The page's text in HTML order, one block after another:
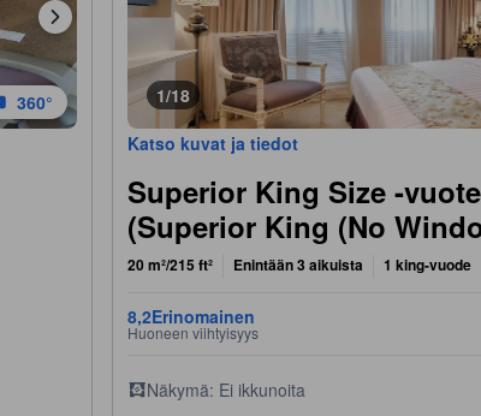
360°
1/18
Katso kuvat ja tiedot
Superior King Size -
(Superior King (No
20 m²/215 ft² Enintään 3 aikuista 1 king-vuode
8,2Erinomainen
Huoneen viihtyisyys
Näkymä: Ei ikkunoita